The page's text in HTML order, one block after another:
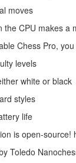
moves
the CPU makes a
Chess Pro,
levels
white or black
styles
life
is open-
Toledo